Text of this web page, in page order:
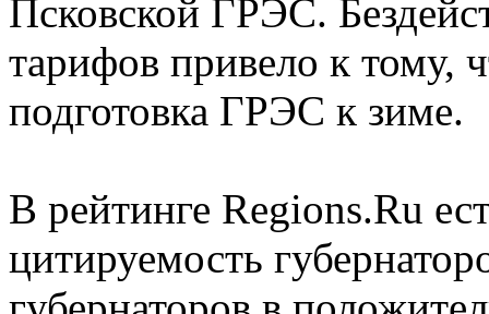
Псковской ГРЭС.
тарифов привело к тому,
подготовка ГРЭС к зиме.
В рейтинге Regions.Ru
цитируемость